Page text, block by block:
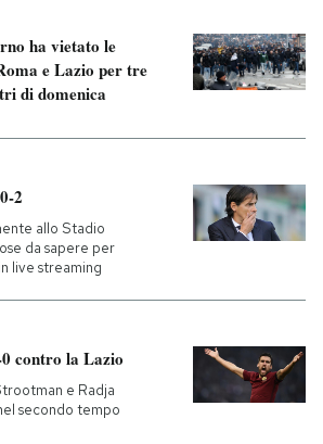
Consumismi
Storie/Idee
Media
Mondiali calcio 2026
ha vietato le
e Lazio per tre
di domenica
2
allo Stadio
da sapere per
live streaming
contro la Lazio
e Radja
secondo tempo